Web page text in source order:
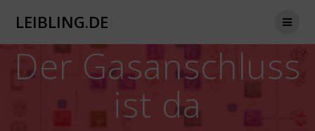
LEIBLING.DE
Der Gasanschluss
ist da